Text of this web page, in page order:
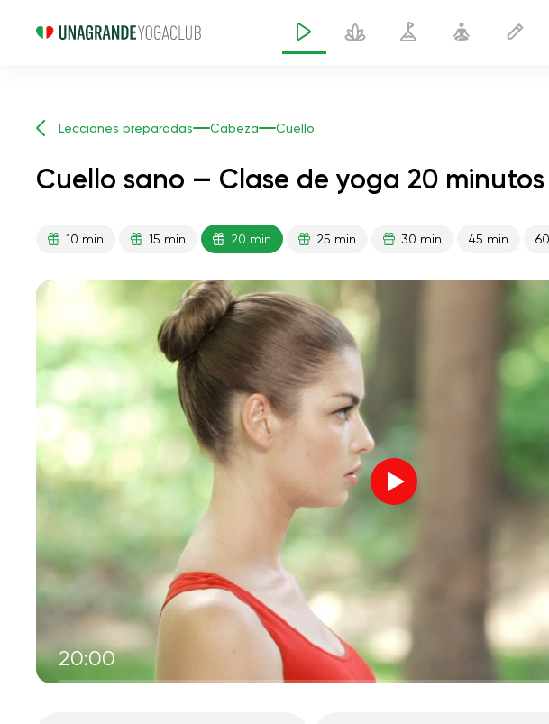
Lecciones preparadas Cabeza Cuello
Cuello sano — Clase de yoga 20 minutos
10 min 15 min 20 min 25 min 30 min 45 min
20:00
Voz del instructor
sueños
lluvia de verano
silencio de
la voz del viento
bosque de